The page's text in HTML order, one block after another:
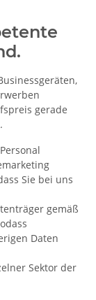
gerade
Sie bei uns
gemäß
Daten
Sektor der